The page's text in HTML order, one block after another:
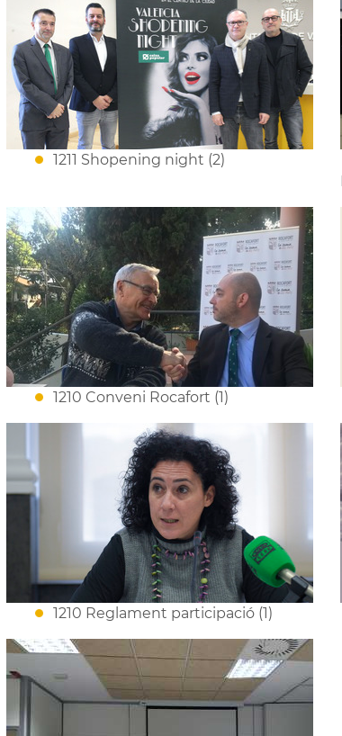
1211 Shopening night (2)
1210 Conveni Rocafort (1)
1210 Reglament participació (1)